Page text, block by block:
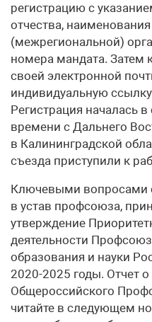
регистрацию с
отчества,
(межрегиональной)
номера мандата. Затем
своей электронной
индивидуальную
Регистрация началась
времени с Дальнего
в Калининградской
съезда приступили к
Ключевыми вопросами
в устав профсоюза,
утверждение
деятельности
образования и науки
2020-2025 годы. Отчет
Общероссийского
читайте в следующем